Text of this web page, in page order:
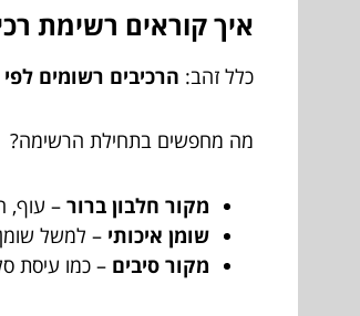
איך קוראים רשימת
כלל זהב: הרכיבים רשומים
מה מחפשים בתחילת הרשימה?
מקור חלבון ברור – עוף,
שומן איכותי – למשל
מקור סיבים – כמו עיסת